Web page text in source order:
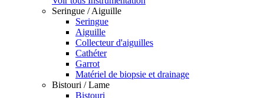
Seringue / Aiguille
Seringue
Aiguille
Collecteur d'aiguilles
Cathéter
Garrot
Matériel de biopsie et drainage
Bistouri / Lame
Bistouri